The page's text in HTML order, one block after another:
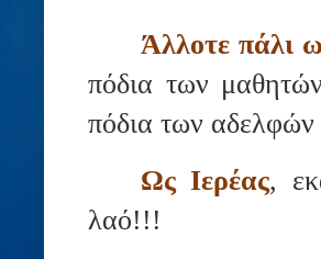
Άλλοτε πάλι
πόδια των
πόδια των
Ως Ιερέας,
λαό!!!